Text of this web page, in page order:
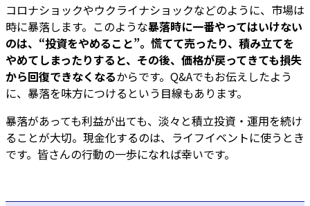
コロナショックやウクライナショックなどのように、市場は
時に暴落します。このような暴落時に一番やってはいけない
のは、“投資をやめること”。慌てて売ったり、積み立てを
やめてしまったりすると、その後、価格が戻ってきても損失
から回復できなくなるからです。Q&Aでもお伝えしたよう
に、暴落を味方につけるという目線もあります。
暴落があっても利益が出ても、淡々と積立投資・運用を続け
ることが大切。現金化するのは、ライフイベントに使うとき
です。皆さんの行動の一歩になれば幸いです。